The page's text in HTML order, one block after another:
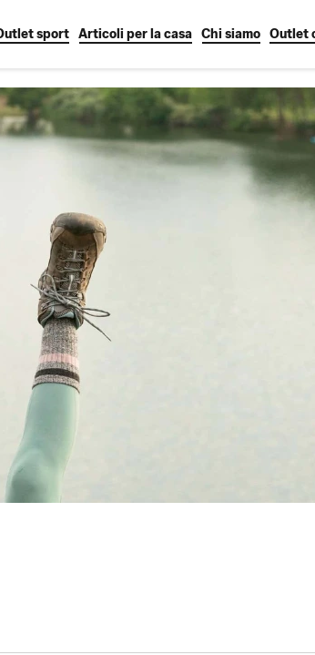
sport Articoli per la casa Chi siamo Outlet